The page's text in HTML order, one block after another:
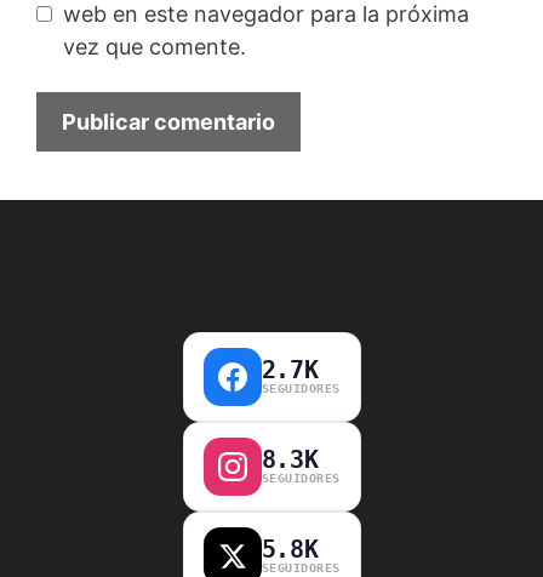
web en este navegador para la próxima
vez que comente.
2.7K
SEGUIDORES
8.3K
SEGUIDORES
5.8K
SEGUIDORES